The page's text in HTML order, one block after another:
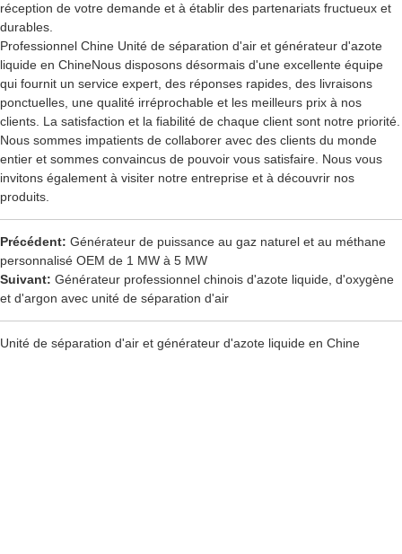
réception de votre demande et à établir des partenariats fructueux et
durables.
Professionnel Chine Unité de séparation d'air et générateur d'azote
liquide en ChineNous disposons désormais d'une excellente équipe
qui fournit un service expert, des réponses rapides, des livraisons
ponctuelles, une qualité irréprochable et les meilleurs prix à nos
clients. La satisfaction et la fiabilité de chaque client sont notre priorité.
Nous sommes impatients de collaborer avec des clients du monde
entier et sommes convaincus de pouvoir vous satisfaire. Nous vous
invitons également à visiter notre entreprise et à découvrir nos
produits.
Précédent: Générateur de puissance au gaz naturel et au méthane
personnalisé OEM de 1 MW à 5 MW
Suivant: Générateur professionnel chinois d'azote liquide, d'oxygène
et d'argon avec unité de séparation d'air
Unité de séparation d'air et générateur d'azote liquide en Chine